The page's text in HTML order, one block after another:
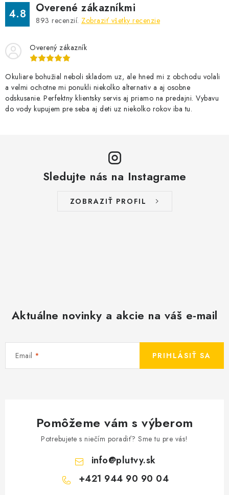
4.8 Overené zákazníkmi
893 recenzií. Zobraziť všetky recenzie
Overený zákazník
Okuliare bohužial neboli skladom uz, ale hned mi z obchodu volali
a velmi ochotne mi ponukli niekolko alternativ a aj osobne
odskusanie. Perfektny klientsky servis aj priamo na predajni. Vybavu
do vody kupujem pre seba aj deti uz niekolko rokov iba tu.
Sledujte nás na Instagrame
ZOBRAZIŤ PROFIL
Aktuálne novinky a akcie na váš e-mail
Email PRIHLÁSIŤ SA
Pomôžeme vám s výberom
Potrebujete s niečím poradiť? Sme tu pre vás!
info@plutvy.sk
+421 944 90 90 04